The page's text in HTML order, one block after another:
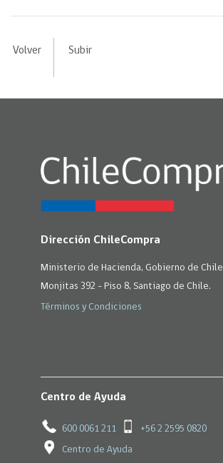
Volver Subir
Dirección ChileCompra
Ministerio de Hacienda, Gobierno de Chile
Monjitas 392 - Piso 8, Santiago de Chile.
Términos y Condiciones
Centro de Ayuda
600 0061 211 +56 2 2595 0820
Centro de Ayuda